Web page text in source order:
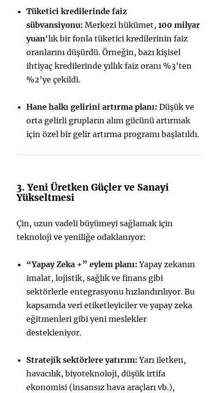
Tüketici kredilerinde faiz
sübvansiyonu: Merkezi hükümet,100 milyar
yuan‘lık bir fonla tüketici kredilerinin faiz
oranlarını düşürdü. Örneğin, bazı kişisel
ihtiyaç kredilerinde yıllık faiz oranı %3’ten
%2’ye çekildi.
Hane halkı gelirini artırma planı: Düşük ve
orta gelirli grupların alım gücünü artırmak
için özel bir gelir artırma programı başlatıldı.
3. Yeni Üretken Güçler ve Sanayi
Yükseltmesi
Çin, uzun vadeli büyümeyi sağlamak için
teknoloji ve yeniliğe odaklanıyor:
“Yapay Zeka +” eylem planı: Yapay zekanın
imalat, lojistik, sağlık ve finans gibi
sektörlerle entegrasyonu hızlandırılıyor. Bu
kapsamda veri etiketleyiciler ve yapay zeka
eğitmenleri gibi yeni meslekler
destekleniyor.
Stratejik sektörlere yatırım: Yarı iletken,
havacılık, biyoteknoloji, düşük irtifa
ekonomisi (insansız hava araçları vb.),